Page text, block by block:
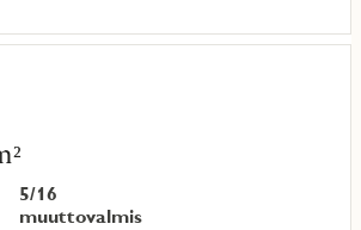
5/16
muuttovalmis